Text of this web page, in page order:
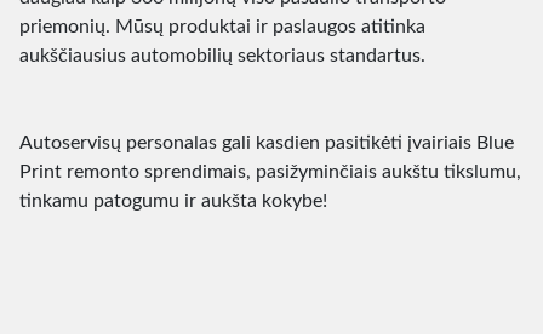
priemonių. Mūsų produktai ir paslaugos atitinka
aukščiausius automobilių sektoriaus standartus.
Autoservisų personalas gali kasdien pasitikėti įvairiais Blue
Print remonto sprendimais, pasižyminčiais aukštu tikslumu,
tinkamu patogumu ir aukšta kokybe!